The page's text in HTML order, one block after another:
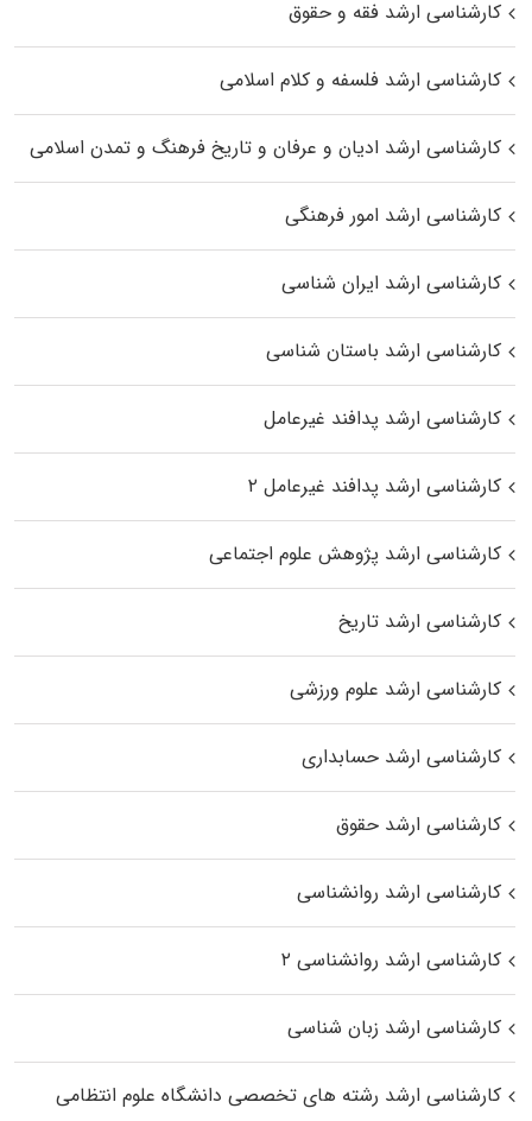
کارشناسی ارشد فقه و حقوق
کارشناسی ارشد فلسفه و کلام اسلامی
کارشناسی ارشد ادیان و عرفان و تاریخ فرهنگ و تمدن اسلامی
کارشناسی ارشد امور فرهنگی
کارشناسی ارشد ایران شناسی
کارشناسی ارشد باستان شناسی
کارشناسی ارشد پدافند غیرعامل
کارشناسی ارشد پدافند غیرعامل ۲
کارشناسی ارشد پژوهش علوم اجتماعی
کارشناسی ارشد تاریخ
کارشناسی ارشد علوم ورزشی
کارشناسی ارشد حسابداری
کارشناسی ارشد حقوق
کارشناسی ارشد روانشناسی
کارشناسی ارشد روانشناسی ۲
کارشناسی ارشد زبان شناسی
کارشناسی ارشد رﺷﺘﻪ ﻫﺎی تخصصی داﻧﺸﮕﺎه ﻋﻠﻮم انتظامی